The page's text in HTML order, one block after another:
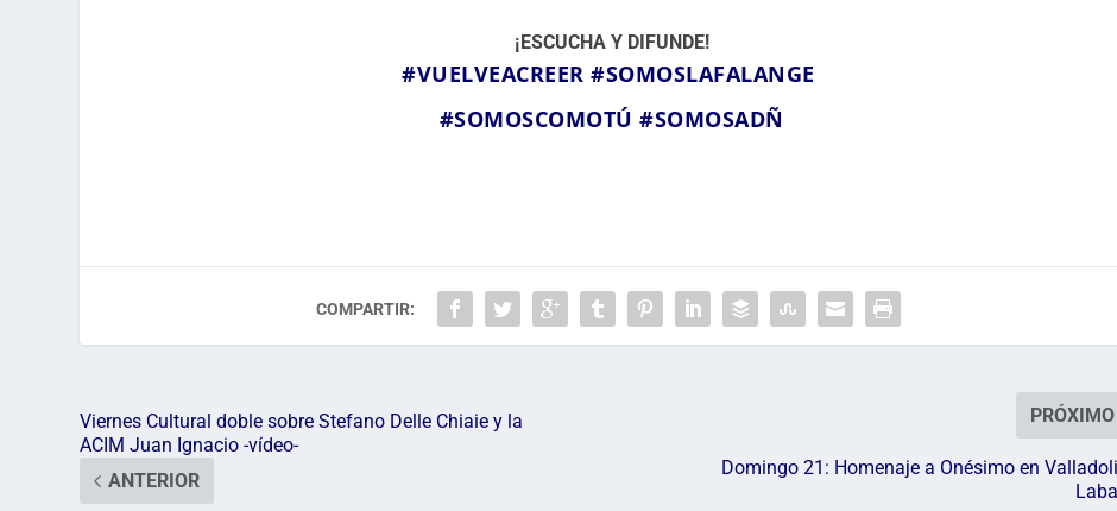
h
a
¡ESCUCHA Y DIFUNDE!
#VUELVEACREER #SOMOSLAFALANGE
#SOMOSCOMOTÚ #SOMOSADÑ
COMPARTIR:
Viernes Cultural doble sobre Stefano Delle Chiaie y la
ACIM Juan Ignacio -vídeo-
ANTERIOR
PRÓXIMO
Domingo 21: Homenaje a Onésimo en